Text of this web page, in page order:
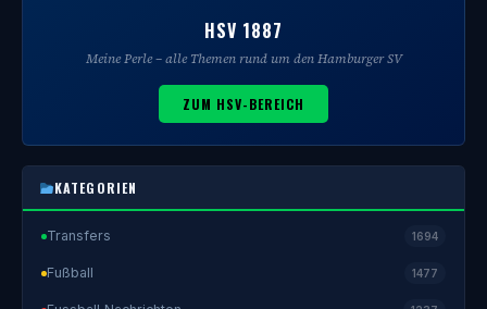
HSV 1887
Meine Perle – alle Themen rund um den Hamburger SV
ZUM HSV-BEREICH
KATEGORIEN
Transfers 1694
Fußball 1477